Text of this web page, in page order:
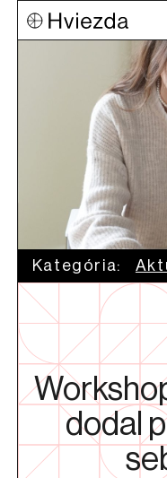
Kategória:
dodal